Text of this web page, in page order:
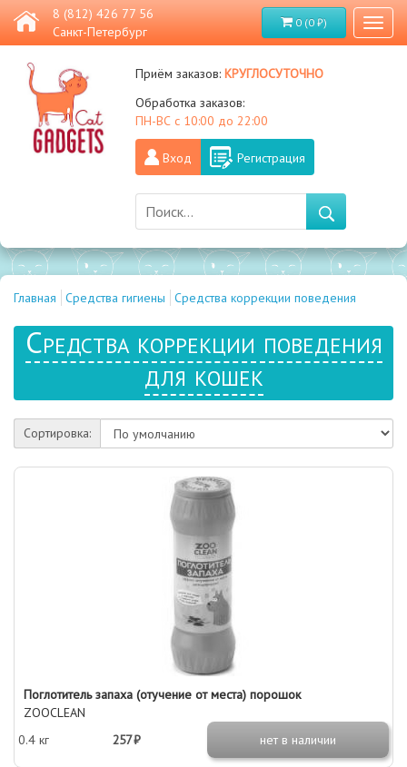
8 (812) 426 77 56
Санкт-Петербург
0 (0 ₽)
Приём заказов:круглосуточно
Обработка заказов:
ПН-ВС с 10:00 до 22:00
Вход Регистрация
Главная Средства гигиены Средства коррекции поведения
Средства коррекции поведения
для кошек
Сортировка:
Поглотитель запаха (отучение от места) порошок
ZOOCLEAN
0.4 кг
257 ₽ нет в наличии